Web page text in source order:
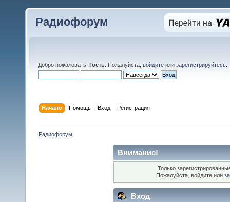
Радиофорум
Добро пожаловать, Гость . Пожалуйста, войдите или зарегистрируйтесь
Начало Помощь Вход Регистрация
Радиофорум
Внимание!
Только
Пожалуйста, войдите или
Вход